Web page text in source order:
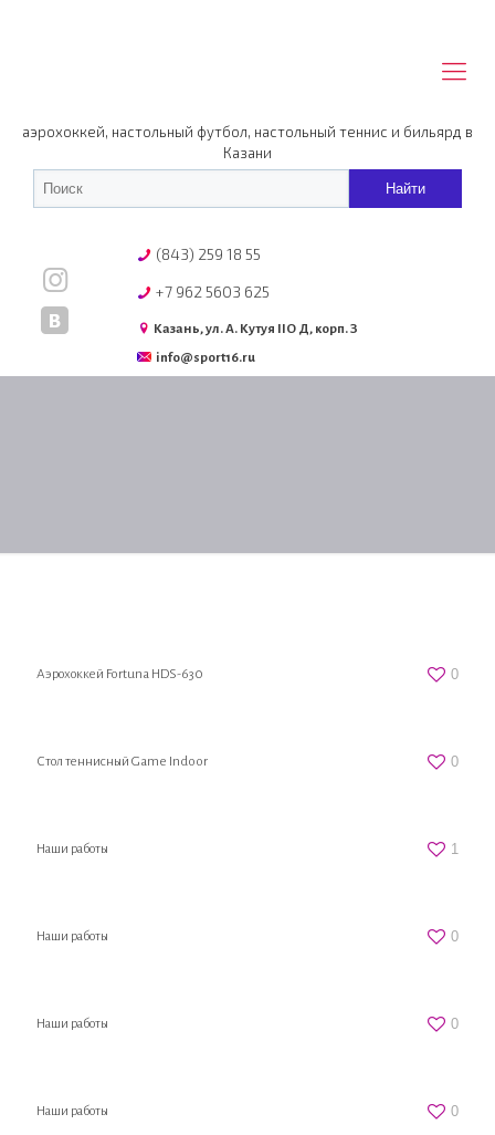
аэрохоккей, настольный футбол, настольный теннис и бильярд в
Казани
(843) 259 18 55
+7 962 5603 625
Казань, ул. А. Кутуя IIO Д, корп. З
info@sport16.ru
Аэрохоккей Fortuna HDS-630 0
Стол теннисный Game Indoor 0
Наши работы 1
Наши работы 0
Наши работы 0
Наши работы 0